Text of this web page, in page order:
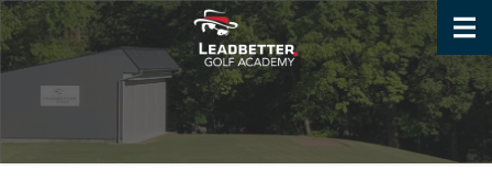
コ
ン
テ
へ
ス
ナ
ビ
ゲ
ョ
ン